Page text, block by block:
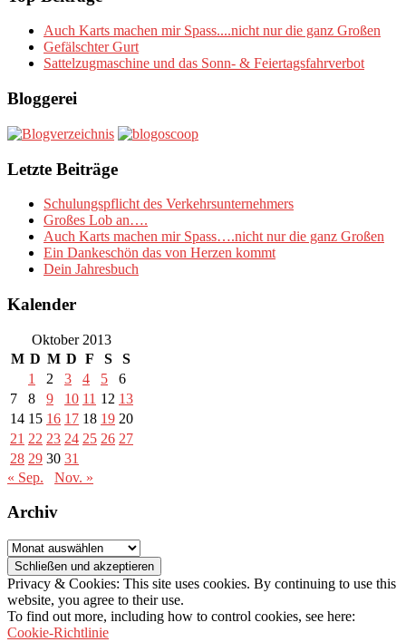
Auch Karts machen mir Spass....nicht nur die ganz Großen
Gefälschter Gurt
Sattelzugmaschine und das Sonn- & Feiertagsfahrverbot
Bloggerei
Letzte Beiträge
Schulungspflicht des Verkehrsunternehmers
Großes Lob an….
Auch Karts machen mir Spass….nicht nur die ganz Großen
Ein Dankeschön das von Herzen kommt
Dein Jahresbuch
Kalender
Oktober 2013
M D M D F S
S
1
2 3 4 5
6
7
8 9 10 11 12 13
14 15 16 17 18 19 20
21 22 23 24 25 26 27
28 29 30 31
« Sep.
Nov. »
Archiv
Archiv
Privacy & Cookies: This site uses cookies. By continuing to use this
website, you agree to their use.
To find out more, including how to control cookies, see here:
Cookie-Richtlinie